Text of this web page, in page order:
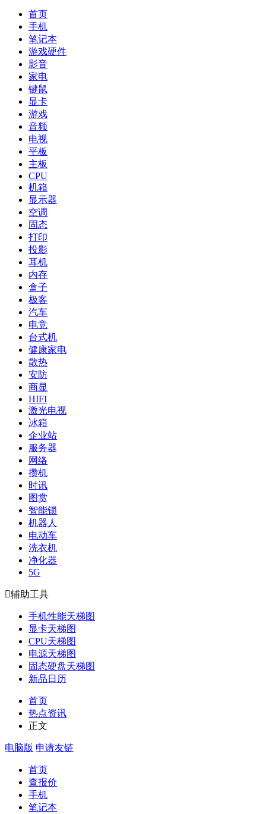
首页
手机
笔记本
游戏硬件
影音
家电
键鼠
显卡
游戏
音频
电视
平板
主板
CPU
机箱
显示器
空调
固态
打印
投影
耳机
内存
盒子
极客
汽车
电竞
台式机
健康家电
散热
安防
商显
HIFI
激光电视
冰箱
企业站
服务器
网络
攒机
时讯
图赏
智能锁
机器人
电动车
洗衣机
净化器
5G
辅助工具
手机性能天梯图
显卡天梯图
CPU天梯图
电源天梯图
固态硬盘天梯图
新品日历
首页
热点资讯
正文
电脑版 申请友链
首页
查报价
手机
笔记本